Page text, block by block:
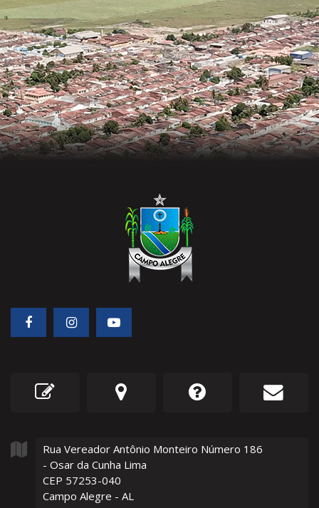
Rua Vereador Antônio Monteiro Número 186
- Osar da Cunha Lima
CEP 57253-040
Campo Alegre - AL